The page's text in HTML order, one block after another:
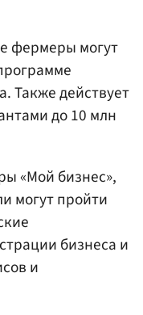
фермеры могут
Также действует
до 10 млн
«Мой бизнес»,
могут пройти
бизнеса и
и